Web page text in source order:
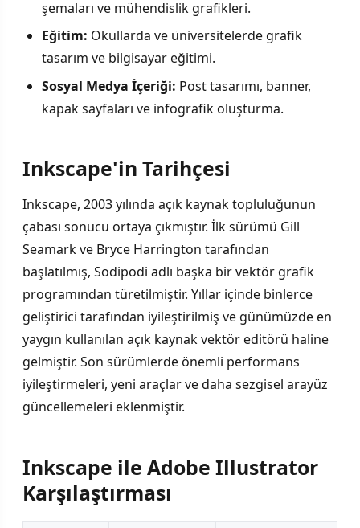
şemaları ve mühendislik grafikleri.
Eğitim: Okullarda ve üniversitelerde grafik
tasarım ve bilgisayar eğitimi.
Sosyal Medya İçeriği: Post tasarımı, banner,
kapak sayfaları ve infografik oluşturma.
Inkscape'in Tarihçesi
Inkscape, 2003 yılında açık kaynak topluluğunun
çabası sonucu ortaya çıkmıştır. İlk sürümü Gill
Seamark ve Bryce Harrington tarafından
başlatılmış, Sodipodi adlı başka bir vektör grafik
programından türetilmiştir. Yıllar içinde binlerce
geliştirici tarafından iyileştirilmiş ve günümüzde en
yaygın kullanılan açık kaynak vektör editörü haline
gelmiştir. Son sürümlerde önemli performans
iyileştirmeleri, yeni araçlar ve daha sezgisel arayüz
güncellemeleri eklenmiştir.
Inkscape ile Adobe Illustrator
Karşılaştırması